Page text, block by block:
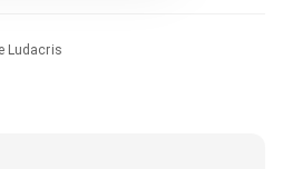
Ludacris